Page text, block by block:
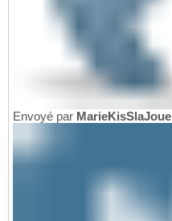
Envoyé par MarieKisSlaJoue